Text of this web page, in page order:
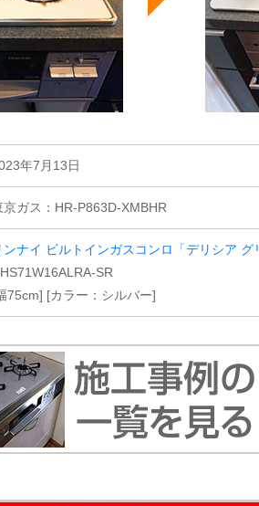
年7月13日
京ガス：HR-P863D-XMBHR
ンナイ ビルトインガスコンロ「デリシア グ
SR
75cm] [カラー：シルバー]